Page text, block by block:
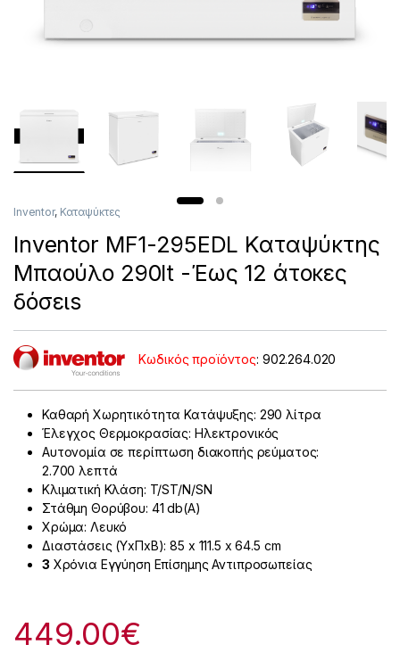
Inventor, Καταψύκτες
Inventor MF1-295EDL Καταψύκτης
Μπαούλο 290lt -Έως 12 άτοκες
δόσειs
Κωδικός προϊόντος: 902.264.020
Καθαρή Χωρητικότητα Κατάψυξης: 290λίτρα
Έλεγχος Θερμοκρασίας: Ηλεκτρονικός
Αυτονομία σε περίπτωση διακοπής ρεύματος:
2.700λεπτά
Κλιµατική Kλάση: T/ST/N/SN
Στάθμη Θορύβου: 41 db(A)
Χρώμα:Λευκό
Διαστάσεις (ΥxΠxΒ):85 x 111.5 x 64.5 cm
3 Χρόνια Εγγύηση Επίσημης Αντιπροσωπείας
449.00€